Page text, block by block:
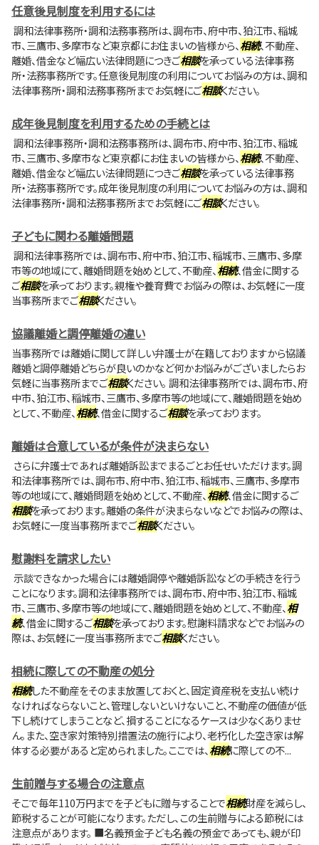
任意後見制度を利用するには
調和法律事務所・調和法務事務所は、調布市、府中市、狛江市、稲城
市、三鷹市、多摩市など東京都にお住まいの皆様から、相続、不動産、
離婚、借金など幅広い法律問題につきご相談を承っている法律事務
所・法務事務所です。任意後見制度の利用についてお悩みの方は、調和
法律事務所・調和法務事務所までお気軽にご相談ください。
成年後見制度を利用するための手続とは
調和法律事務所・調和法務事務所は、調布市、府中市、狛江市、稲城
市、三鷹市、多摩市など東京都にお住まいの皆様から、相続、不動産、
離婚、借金など幅広い法律問題につきご相談を承っている法律事務
所・法務事務所です。成年後見制度の利用についてお悩みの方は、調和
法律事務所・調和法務事務所までお気軽にご相談ください。
子どもに関わる離婚問題
調和法律事務所では、調布市、府中市、狛江市、稲城市、三鷹市、多摩
市等の地域にて、離婚問題を始めとして、不動産、相続、借金に関する
ご相談を承っております。親権や養育費でお悩みの際は、お気軽に一度
当事務所までご相談ください。
協議離婚と調停離婚の違い
当事務所では離婚に関して詳しい弁護士が在籍しておりますから協議
離婚と調停離婚どちらが良いのかなど何かお悩みがございましたらお
気軽に当事務所までご相談ください。 調和法律事務所では、調布市、府
中市、狛江市、稲城市、三鷹市、多摩市等の地域にて、離婚問題を始め
として、不動産、相続、借金に関するご相談を承っております。
離婚は合意しているが条件が決まらない
さらに弁護士であれば離婚訴訟までまるごとお任せいただけます。調
和法律事務所では、調布市、府中市、狛江市、稲城市、三鷹市、多摩市
等の地域にて、離婚問題を始めとして、不動産、相続、借金に関するご
相談を承っております。離婚の条件が決まらないなどでお悩みの際は、
お気軽に一度当事務所までご相談ください。
慰謝料を請求したい
示談できなかった場合には離婚調停や離婚訴訟などの手続きを行う
ことになります。調和法律事務所では、調布市、府中市、狛江市、稲城
市、三鷹市、多摩市等の地域にて、離婚問題を始めとして、不動産、相
続、借金に関するご相談を承っております。慰謝料請求などでお悩みの
際は、お気軽に一度当事務所までご相談ください。
相続に際しての不動産の処分
相続した不動産をそのまま放置しておくと、固定資産税を支払い続け
なければならないこと、管理しないといけないこと、不動産の価値が低
下し続けてしまうことなど、損することになるケースは少なくありませ
ん。また、空き家対策特別措置法の施行により、老朽化した空き家は解
体する必要があると定められました。ここでは、相続に際しての不...
生前贈与する場合の注意点
そこで毎年110万円までを子どもに贈与することで相続財産を減らし、
節税することが可能になります。ただし、この生前贈与による節税には
注意点があります。 ■名義預金子ども名義の預金であっても、親が印